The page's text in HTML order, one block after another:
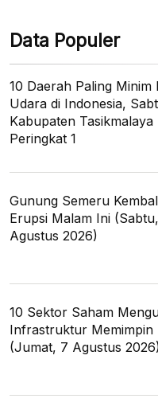
Data Populer
10 Daerah Paling Minim
Udara di Indonesia,
Kabupaten Tasikmalaya
Peringkat 1
Gunung Semeru
Erupsi Malam Ini
Agustus 2026)
10 Sektor Saham
Infrastruktur Memimpin
(Jumat, 7 Agustus